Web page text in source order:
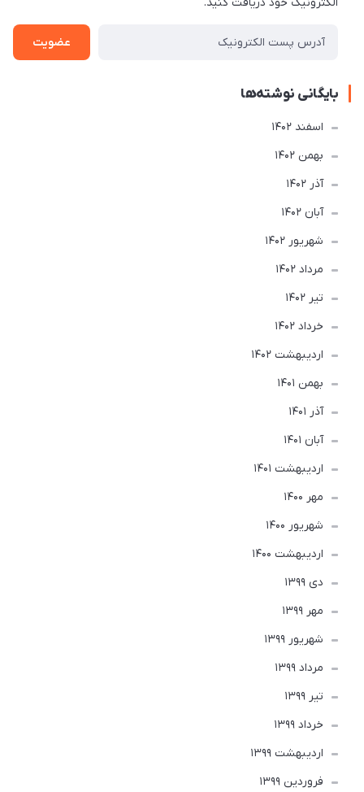
عضویت
بایگانی نوشته‌ها
اسفند 1402
بهمن 1402
آذر 1402
آبان 1402
شهریور 1402
مرداد 1402
تير 1402
خرداد 1402
ارديبهشت 1402
بهمن 1401
آذر 1401
آبان 1401
ارديبهشت 1401
مهر 1400
شهریور 1400
ارديبهشت 1400
دی 1399
مهر 1399
شهریور 1399
مرداد 1399
تير 1399
خرداد 1399
ارديبهشت 1399
فروردین 1399